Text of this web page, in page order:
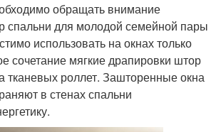
обращать внимание
спальни для молодой семейной пары
использовать на окнах только
сочетание мягкие драпировки штор
тканевых роллет. Зашторенные окна
в стенах спальни